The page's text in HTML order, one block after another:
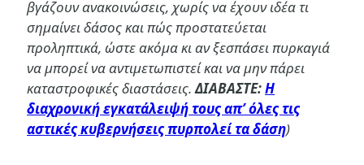
βγάζουν ανακοινώσεις, χωρίς να έχουν ιδέα τι
σημαίνει δάσος και πώς προστατεύεται
προληπτικά, ώστε ακόμα κι αν ξεσπάσει πυρκαγιά
να μπορεί να αντιμετωπιστεί και να μην πάρει
καταστροφικές διαστάσεις.ΔΙΑΒΑΣΤΕ:Η
διαχρονική εγκατάλειψή τους απ’ όλες τις
αστικές κυβερνήσεις πυρπολεί τα δάση)